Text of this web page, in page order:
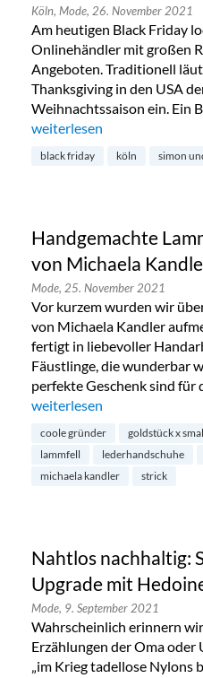
Köln, Mode, 26. November 2021
Am heutigen Black Friday
Onlinehändler mit großen
Angeboten. Traditionell
Thanksgiving in den USA
Weihnachtssaison ein. Ein
„Black Friday bei Simon &
weiterlesen
black friday köln simon
Handgemachte
von Michaela
Mode, 25. November 2021
Vor kurzem wurden wir
von Michaela Kandler
fertigt in liebevoller
Fäustlinge, die wunderbar
perfekte Geschenk sind für
„Handgemachte Lammfell-
weiterlesen
coole gründer goldstück x
lammfell
lederhandschuhe
michaela kandler
strick
Nahtlos nachhaltig:
Upgrade mit
Mode, 9. September 2021
Wahrscheinlich erinnern
Erzählungen der Oma oder
„im Krieg tadellose Nylons